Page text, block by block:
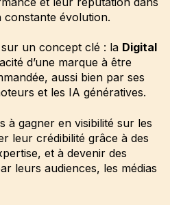
constante évolution.
un concept clé : la Digital
d’une marque à être
aussi bien par ses
et les IA génératives.
à gagner en visibilité sur les
leur crédibilité grâce à des
et à devenir des
leurs audiences, les médias